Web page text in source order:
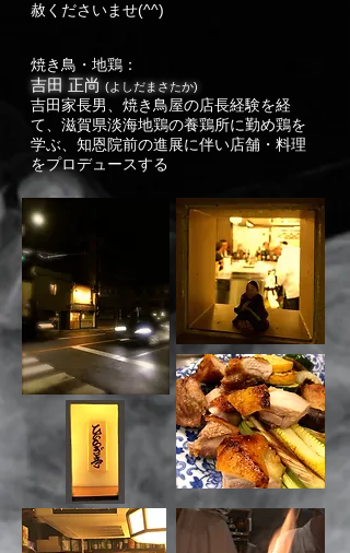
赦くださいませ(^^)
焼き鳥・地鶏：
吉田 正尚 (よしだまさたか)
吉田家長男、焼き鳥屋の店長経験を経
て、滋賀県淡海地鶏の養鶏所に勤め鶏を
学ぶ、知恩院前の進展に伴い店舗・料理
をプロデュースする